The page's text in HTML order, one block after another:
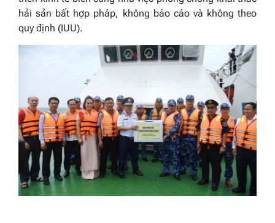
hải sản bất hợp pháp, không báo cáo và không theo
quy định (IUU).